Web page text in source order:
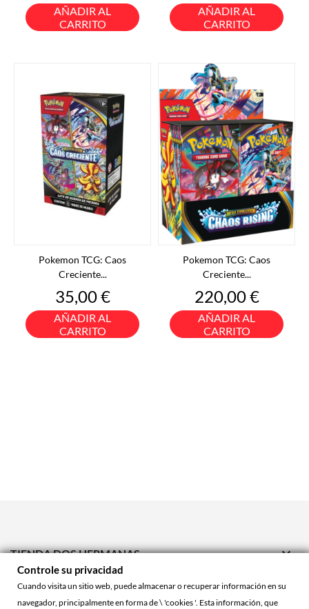
AÑADIR AL
CARRITO
AÑADIR AL
CARRITO
Pokemon TCG: Caos
Creciente...
Precio
35,00 €
AÑADIR AL
CARRITO
Pokemon TCG: Caos
Creciente...
Precio
220,00 €
AÑADIR AL
CARRITO
TIENDA DOS HERMANAS 
TIENDA ONLINE 
Controle su privacidad
Cuando visita un sitio web, puede almacenar o recuperar información en su
navegador, principalmente en forma de \ 'cookies '. Esta información, que